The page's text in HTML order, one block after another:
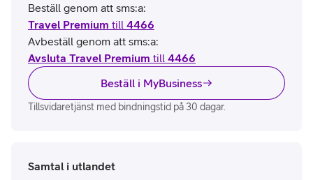
Beställ genom att sms:a:
Travel Premium till 4466
Avbeställ genom att sms:a:
Avsluta Travel Premium till 4466
Beställ i MyBusiness
Tillsvidaretjänst med bindningstid på 30 dagar.
Samtal i utlandet